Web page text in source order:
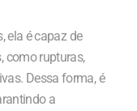
ela é capaz de
como rupturas,
Dessa forma, é
a